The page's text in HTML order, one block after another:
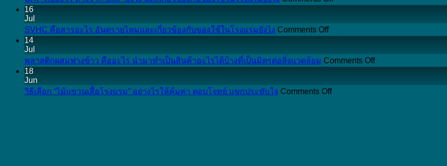
เกรด
ถึง
น้ำ
ได้
ว่า
GHP
จาก
GMP
16
Jul
SVHC คือสารอะไร อันตรายไหมและเกี่ยวข้องกับของใช้ในโรงแรมยังไง Comments Offon
SVHC
สาร
อันตราย
14
Jul
พลาสติกผสมฟางข้าว คืออะไร นำมาทำเป็นสินค้าอะไรได้บ้างที่เป็นมิตรต่อสิ่งแวดล้อม Comments Offon
พลาสติก
18
Jun
วิธีเลือก “ไม้แขวนเสื้อโรงแรม” อย่างไรให้คุ้มค่า ตอบโจทย์ แขกประทับใจ Comments Offon